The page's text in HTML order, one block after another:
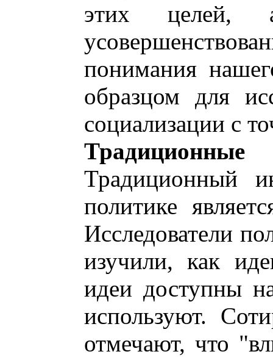
этих
понимания
образцом для
социализации с
Традиционный
политике
Исследователи
изучили, как
идеи доступны
используют.
отмечают, что